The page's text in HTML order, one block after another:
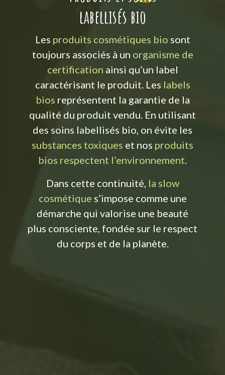
labellisés bio
Les produits cosmétiques bio sont
toujours associés à un organisme de
certification ainsi qu’un label
caractérisant le produit. Les labels
bios représentent la garantie de la
qualité du produit vendu. En utilisant
des soins labellisés bio, on évite les
substances toxiques et nos produits
bios respectent l’environnement.
Dans cette continuité, la slow
cosmétique s’impose comme une
démarche qui valorise une beauté
plus consciente, fondée sur le respect
du corps et de la planète.